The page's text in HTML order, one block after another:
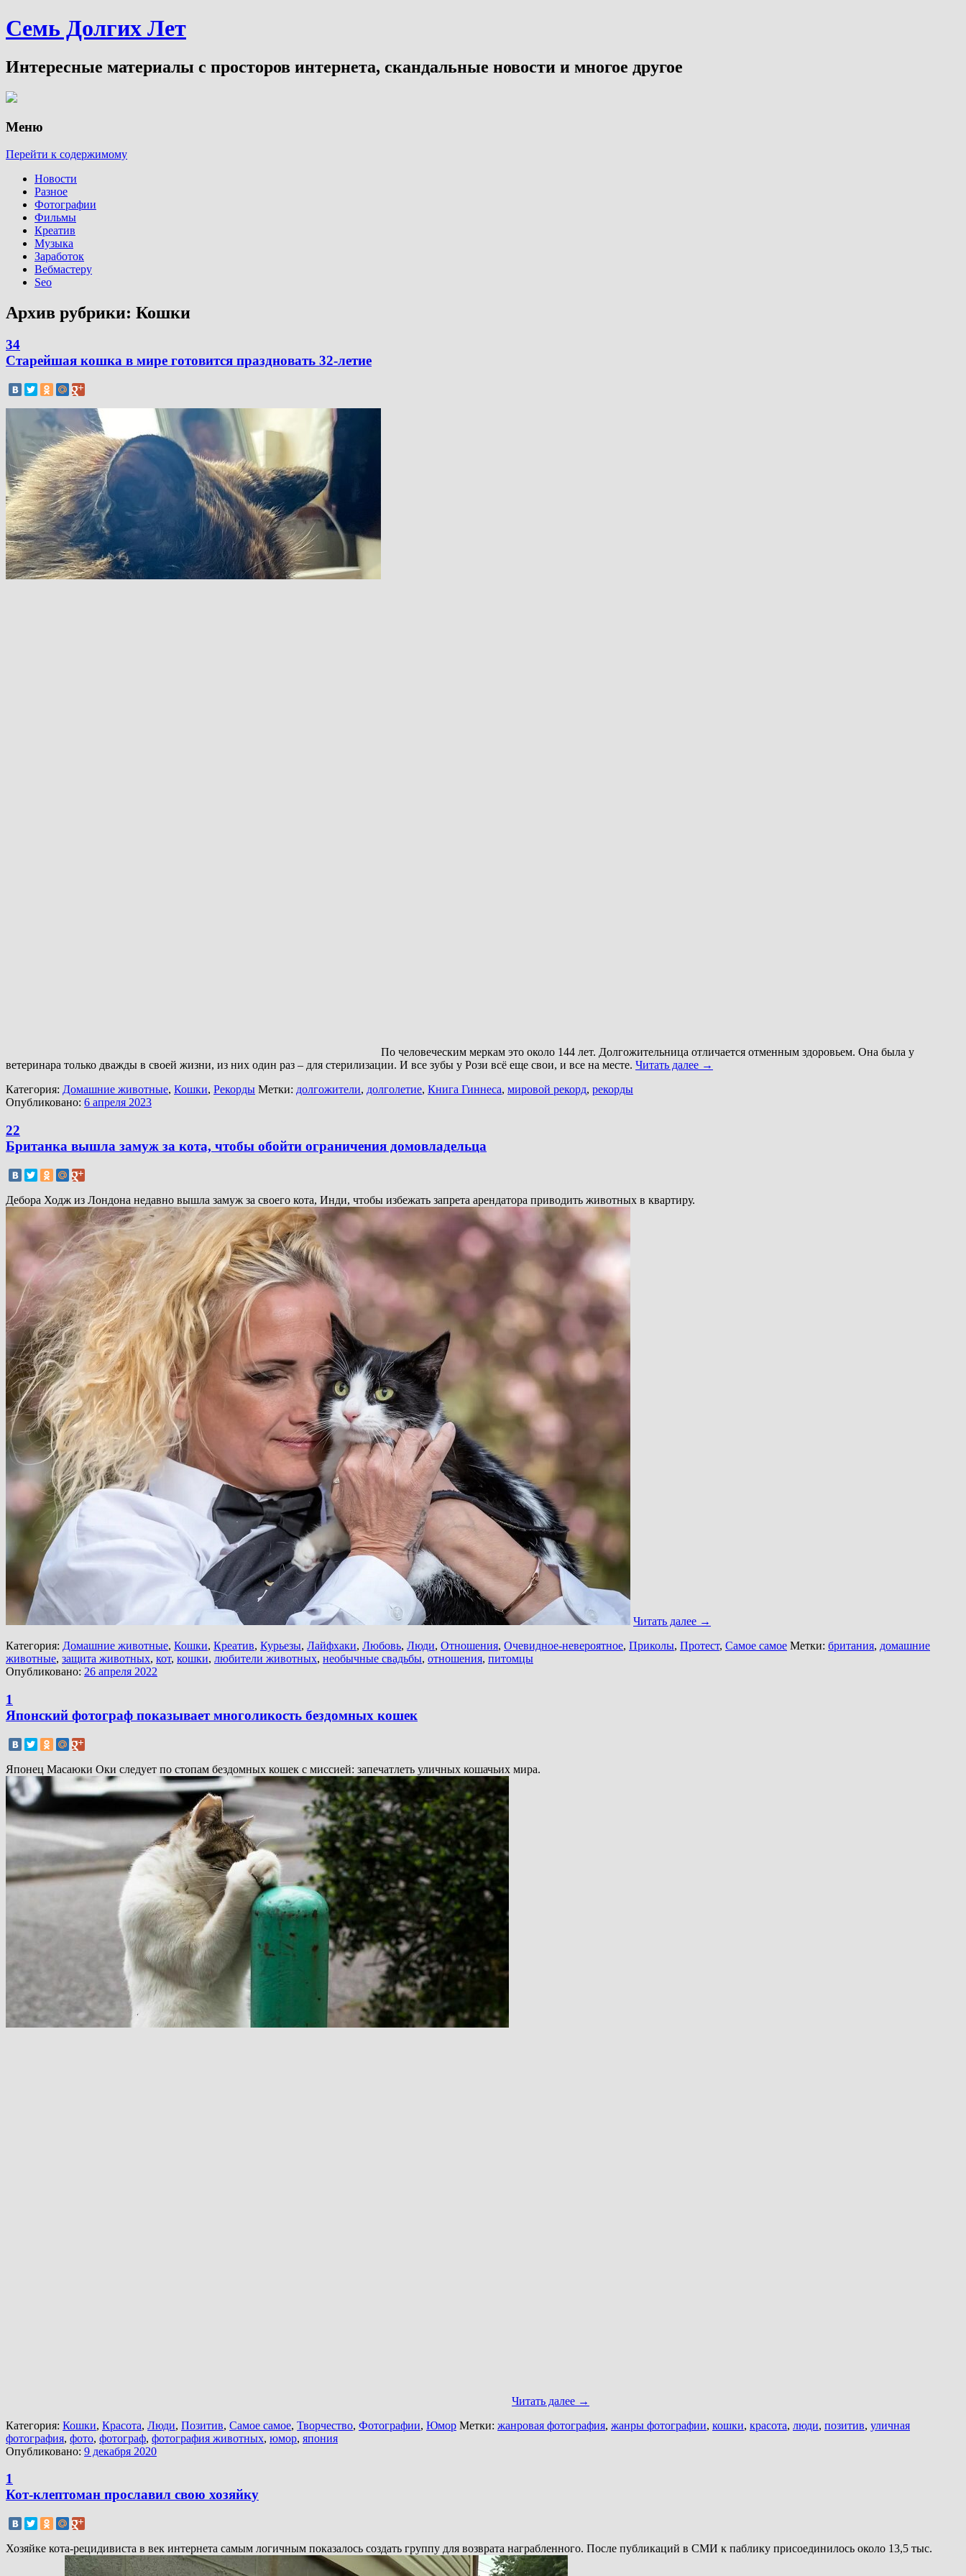
Семь Долгих Лет
Интересные материалы с просторов интернета, скандальные новости и многое другое
Меню
Перейти к содержимому
Новости
Разное
Фотографии
Фильмы
Креатив
Музыка
Заработок
Вебмастеру
Seo
Архив рубрики: Кошки
34
Старейшая кошка в мире готовится праздновать 32-летие
По человеческим меркам это около 144 лет. Долгожительница отличается отменным здоровьем. Она была у
ветеринара только дважды в своей жизни, из них один раз – для стерилизации. И все зубы у Рози всё еще свои, и все на месте. Читать далее →
Категория: Домашние животные, Кошки, Рекорды Метки: долгожители, долголетие, Книга Гиннеса, мировой рекорд, рекорды
Опубликовано: 6 апреля 2023
22
Британка вышла замуж за кота, чтобы обойти ограничения домовладельца
Дебора Ходж из Лондона недавно вышла замуж за своего кота, Инди, чтобы избежать запрета арендатора приводить животных в квартиру.
Читать далее →
Категория: Домашние животные, Кошки, Креатив, Курьезы, Лайфхаки, Любовь, Люди, Отношения, Очевидное-невероятное, Приколы, Протест, Самое самое Метки: британия, домашние
животные, защита животных, кот, кошки, любители животных, необычные свадьбы, отношения, питомцы
Опубликовано: 26 апреля 2022
1
Японский фотограф показывает многоликость бездомных кошек
Японец Масаюки Оки следует по стопам бездомных кошек с миссией: запечатлеть уличных кошачьих мира.
Читать далее →
Категория: Кошки, Красота, Люди, Позитив, Самое самое, Творчество, Фотографии, Юмор Метки: жанровая фотография, жанры фотографии, кошки, красота, люди, позитив, уличная
фотография, фото, фотограф, фотография животных, юмор, япония
Опубликовано: 9 декабря 2020
1
Кот-клептоман прославил свою хозяйку
Хозяйке кота-рецидивиста в век интернета самым логичным показалось создать группу для возврата награбленного. После публикаций в СМИ к паблику присоединилось около 13,5 тыс.